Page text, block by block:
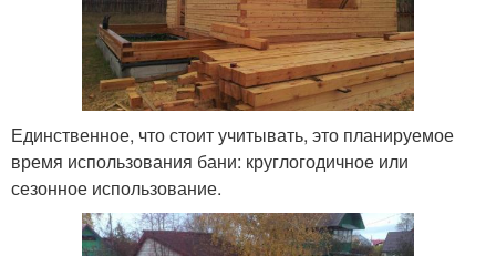
Единственное, что стоит учитывать, это планируемое
время использования бани: круглогодичное или
сезонное использование.